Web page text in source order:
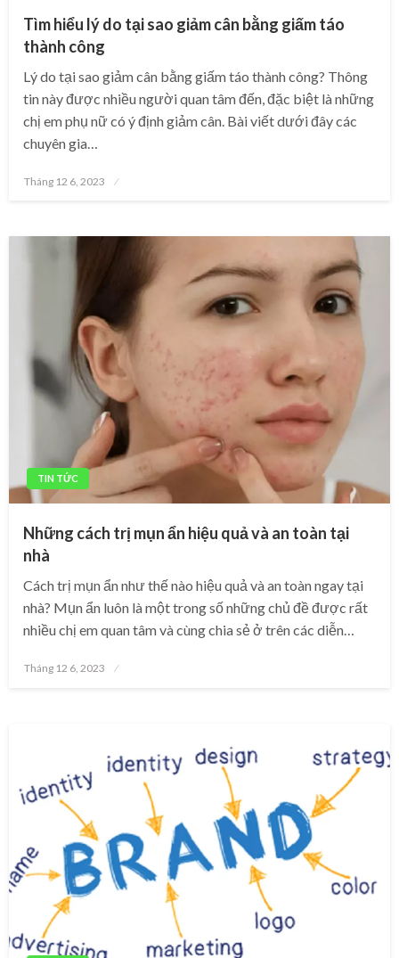
Tìm hiểu lý do tại sao giảm cân bằng giấm táo
thành công
Lý do tại sao giảm cân bằng giấm táo thành công? Thông
tin này được nhiều người quan tâm đến, đặc biệt là những
chị em phụ nữ có ý định giảm cân. Bài viết dưới đây các
chuyên gia…
Posted
Tháng 12 6, 2023
TIN TỨC
Những cách trị mụn ẩn hiệu quả và an toàn tại
nhà
Cách trị mụn ẩn như thế nào hiệu quả và an toàn ngay tại
nhà? Mụn ẩn luôn là một trong số những chủ đề được rất
nhiều chị em quan tâm và cùng chia sẻ ở trên các diễn…
Posted
Tháng 12 6, 2023